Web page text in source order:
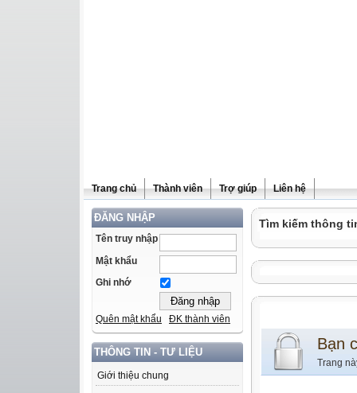
Trang chủ Thành viên Trợ giúp Liên hệ
ĐĂNG NHẬP
Tên truy nhập
Mật khẩu
Ghi nhớ
Quên mật khẩu ĐK thành viên
THÔNG TIN - TƯ LIỆU
Giới thiệu chung
Tìm kiếm thông
Bạn
Trang